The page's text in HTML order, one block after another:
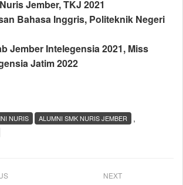
Jember, TKJ 2021
Bahasa Inggris, Politeknik Negeri
Jember Intelegensia 2021, Miss
Jatim 2022
,
NURIS
ALUMNI SMK NURIS JEMBER
NEXT